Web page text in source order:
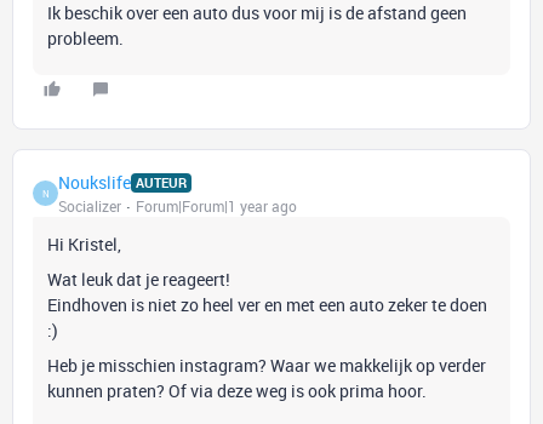
Ik beschik over een auto dus voor mij is de afstand geen
probleem.
N Noukslife AUTEUR
Socializer Forum|Forum|1 year ago
Hi Kristel,
Wat leuk dat je reageert!
Eindhoven is niet zo heel ver en met een auto zeker te doen
:)
Heb je misschien instagram? Waar we makkelijk op verder
kunnen praten? Of via deze weg is ook prima hoor.